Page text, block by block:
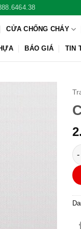
CỬA CHỐNG CHÁY
BÁO GIÁ TIN